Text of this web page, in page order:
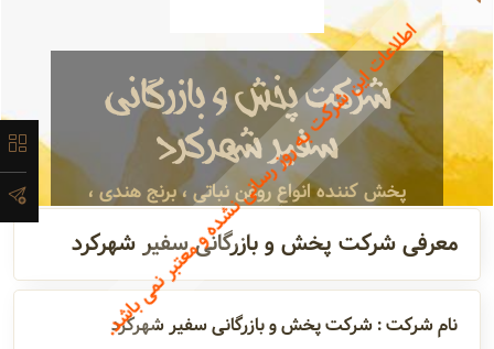
اطلاعات این شرکت به روز رسانی نشده و معتبر نمی باشد.
شرکت پخش و بازرگانی
سفیر شهرکرد
پخش کننده انواع روغن نباتی ، برنج هندی ،
ترشیجات ، مربا ، . . ...
تاریخچه
لیست
محصولات
آدرس و
اطلاعات
تماس
معرفی شرکت پخش و بازرگانی سفیر شهرکرد
نام شرکت : شرکت پخش و بازرگانی سفیر شهرکرد